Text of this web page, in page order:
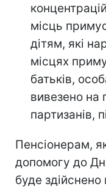
місць
дітям, які
місцях
батьків,
вивезено на
партизанів,
Пенсіонерам,
допомогу до
буде здійснено